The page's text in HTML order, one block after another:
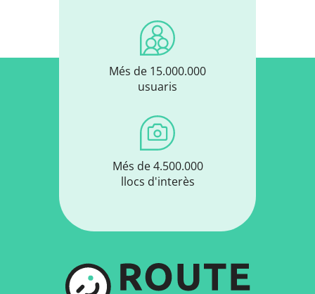
Més de 15.000.000
usuaris
Més de 4.500.000
llocs d'interès